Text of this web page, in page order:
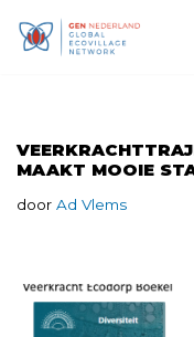
MAAKT MOOIE
door Ad Vlems